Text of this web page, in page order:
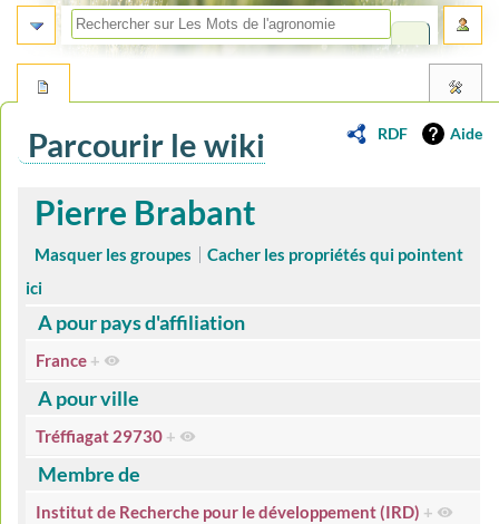
RDF Aide
Parcourir le wiki
Aller
Aller
Pierre Brabant
Masquer les groupes
Cacher les propriétés qui pointent
ici
A pour pays d'affiliation
France +
A pour ville
Tréffiagat 29730 +
Membre de
Institut de Recherche pour le développement (IRD) +